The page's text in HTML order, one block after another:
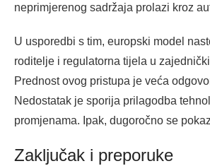
neprimjerenog sadržaja prolazi kroz
U usporedbi s tim, europski model
roditelje i regulatorna tijela u
Prednost ovog pristupa je veća
Nedostatak je sporija prilagodba
promjenama. Ipak, dugoročno se
Zaključak i preporuke